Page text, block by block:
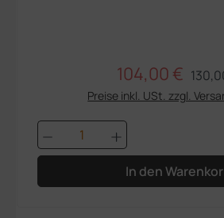
Verkaufspreis:
104,00 €
Preise inkl. USt. zzgl.
Produkt Anzahl: Gib
In den